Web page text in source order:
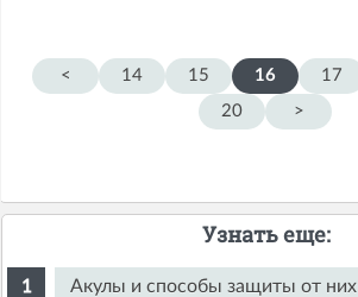
< 14 15 16 17
20
>
Узнать еще:
Акулы и способы защиты от них